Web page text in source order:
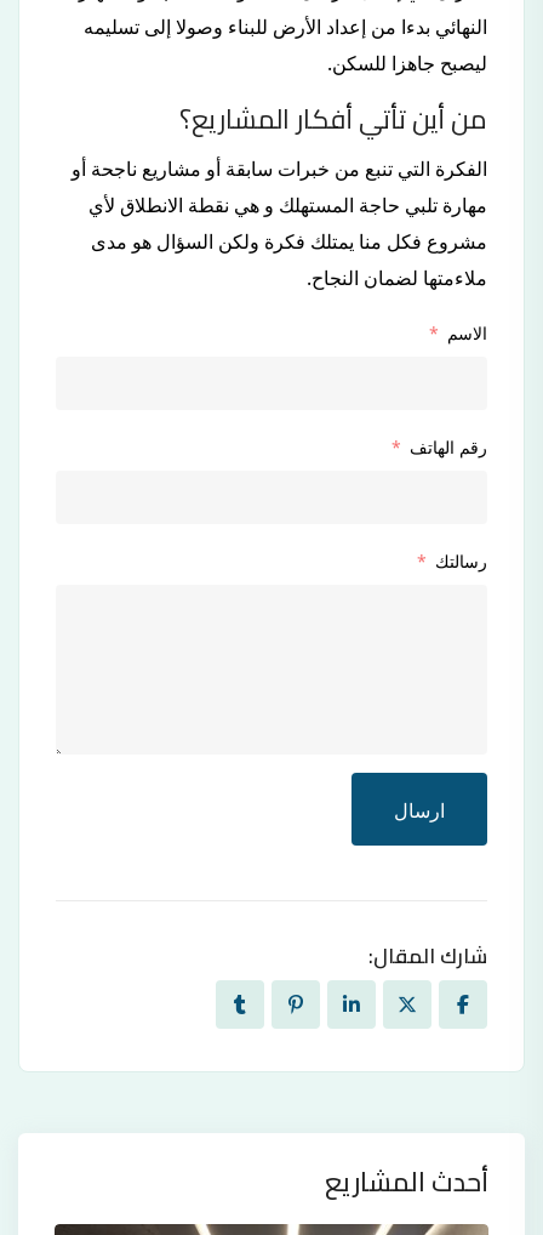
النهائي بدءا من إعداد الأرض للبناء وصولا إلى تسليمه
ليصبح جاهزا للسكن.
من أين تأتي أفكار المشاريع؟
الفكرة التي تنبع من خبرات سابقة أو مشاريع ناجحة أو
مهارة تلبي حاجة المستهلك و هي نقطة الانطلاق لأي
مشروع فكل منا يمتلك فكرة ولكن السؤال هو مدى
ملاءمتها لضمان النجاح.
الاسم
رقم الهاتف
رسالتك
ارسال
شارك المقال:
أحدث المشاريع